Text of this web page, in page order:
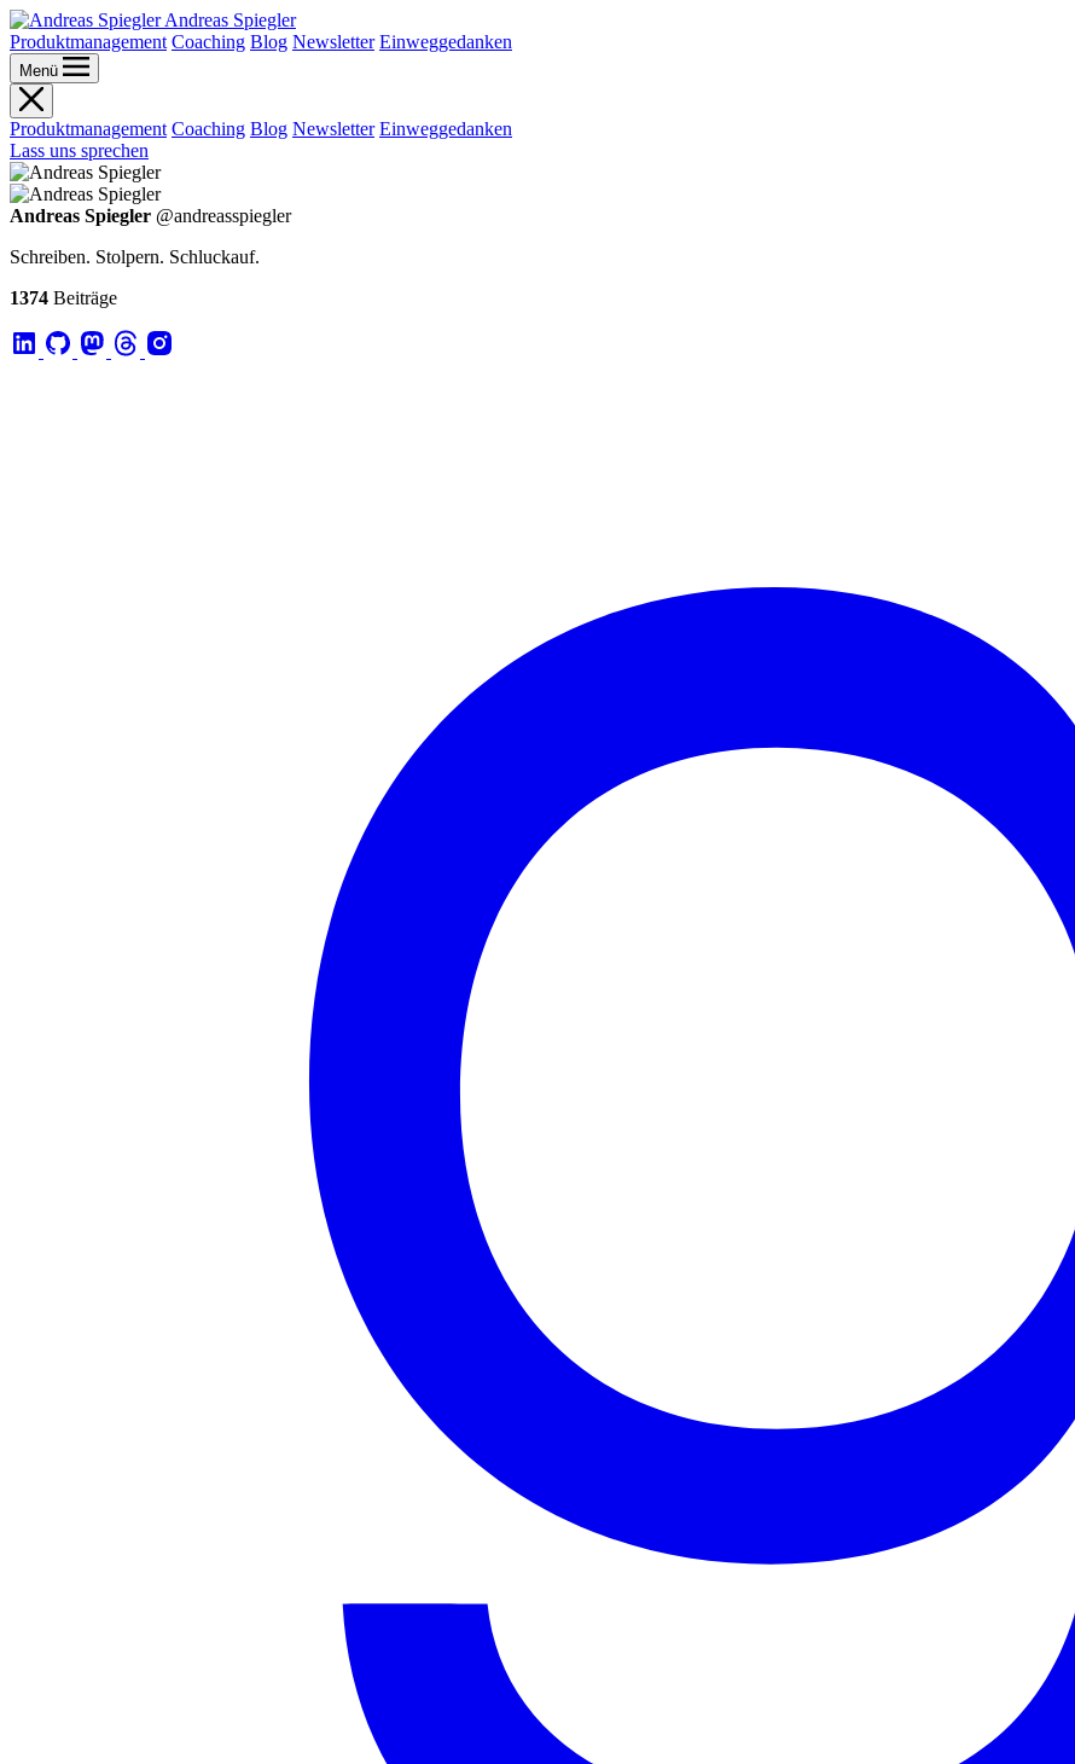
Andreas Spiegler
Produktmanagement Coaching Blog Newsletter Einweggedanken
Menü
Produktmanagement Coaching Blog Newsletter Einweggedanken
Lass uns sprechen
Andreas Spiegler @andreasspiegler
Schreiben. Stolpern. Schluckauf.
1374 Beiträge